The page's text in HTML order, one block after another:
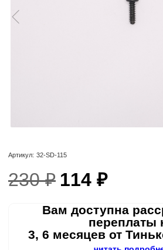
Артикул: 32-SD-115
230 ₽ 114 ₽
Вам доступна
переплаты
3, 6 месяцев от